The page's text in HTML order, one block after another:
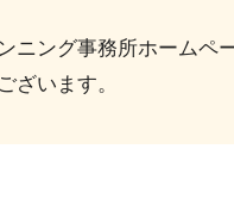
ニング事務所ホームペ
ざいます。